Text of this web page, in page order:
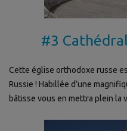
#3
Cette église orthodoxe russe
Russie ! Habillée d’une
bâtisse vous en mettra plein la